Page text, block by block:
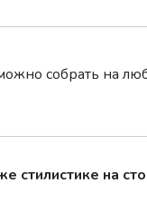
собрать на
стилистике на